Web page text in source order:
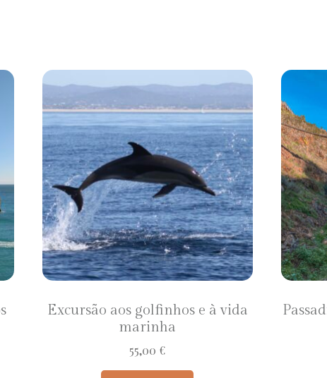
Excursão aos golfinhos e à vida
marinha
55,00 €